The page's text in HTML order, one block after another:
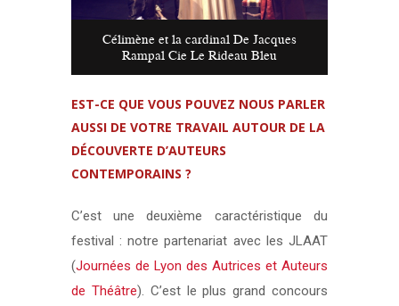
Célimène et la cardinal De Jacques
Rampal Cie Le Rideau Bleu
EST-CE QUE VOUS POUVEZ NOUS PARLER
AUSSI DE VOTRE TRAVAIL AUTOUR DE LA
DÉCOUVERTE D’AUTEURS
CONTEMPORAINS ?
C’est une deuxième caractéristique du
festival : notre partenariat avec les JLAAT
(Journées de Lyon des Autrices et Auteurs
de Théâtre). C’est le plus grand concours